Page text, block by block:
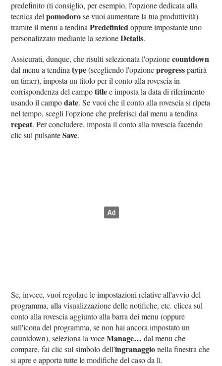
predefinito (ti consiglio, per esempio, l'opzione dedicata alla
tecnica delpomodorose vuoi aumentare la tua produttività)
tramite il menu a tendinaPredefiniedoppure impostante uno
personalizzato mediante la sezioneDetails.
Assicurati, dunque, che risulti selezionata l'opzionecountdown
dal menu a tendinatype(scegliendo l'opzioneprogresspartirà
un timer), imposta un titolo per il conto alla rovescia in
corrispondenza del campotitlee imposta la data di riferimento
usando il campodate. Se vuoi che il conto alla rovescia si ripeta
nel tempo, scegli l'opzione che preferisci dal menu a tendina
repeat. Per concludere, imposta il conto alla rovescia facendo
clic sul pulsanteSave.
Se, invece, vuoi regolare le impostazioni relative all'avvio del
programma, alla visualizzazione delle notifiche, etc. clicca sul
conto alla rovescia aggiunto alla barra dei menu (oppure
sull'icona del programma, se non hai ancora impostato un
countdown), seleziona la voceManage… dal menu che
compare, fai clic sul simbolo dell'ingranaggionella finestra che
si apre e apporta tutte le modifiche del caso da lì.